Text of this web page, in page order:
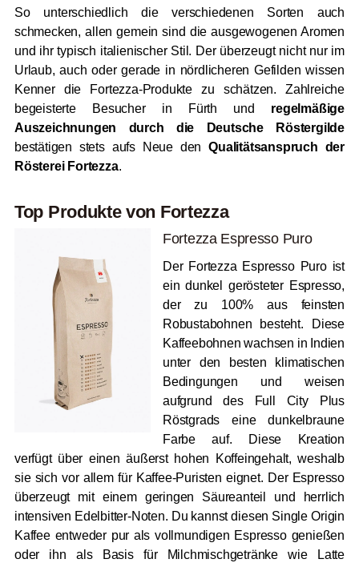
So unterschiedlich die verschiedenen Sorten auch
schmecken, allen gemein sind die ausgewogenen Aromen
und ihr typisch italienischer Stil. Der überzeugt nicht nur im
Urlaub, auch oder gerade in nördlicheren Gefilden wissen
Kenner die Fortezza-Produkte zu schätzen. Zahlreiche
begeisterte Besucher in Fürth und regelmäßige
Auszeichnungen durch die Deutsche Röstergilde
bestätigen stets aufs Neue denQualitätsanspruch der
Rösterei Fortezza.
Top Produkte von Fortezza
Fortezza Espresso Puro
Der Fortezza Espresso Puro ist
ein dunkel gerösteter Espresso,
der zu 100% aus feinsten
Robustabohnen besteht. Diese
Kaffeebohnen wachsen in Indien
unter den besten klimatischen
Bedingungen und weisen
aufgrund des Full City Plus
Röstgrads eine dunkelbraune
Farbe auf. Diese Kreation
verfügt über einen äußerst hohen Koffeingehalt, weshalb
sie sich vor allem für Kaffee-Puristen eignet. Der Espresso
überzeugt mit einem geringen Säureanteil und herrlich
intensiven Edelbitter-Noten. Du kannst diesen Single Origin
Kaffee entweder pur als vollmundigen Espresso genießen
oder ihn als Basis für Milchmischgetränke wie Latte